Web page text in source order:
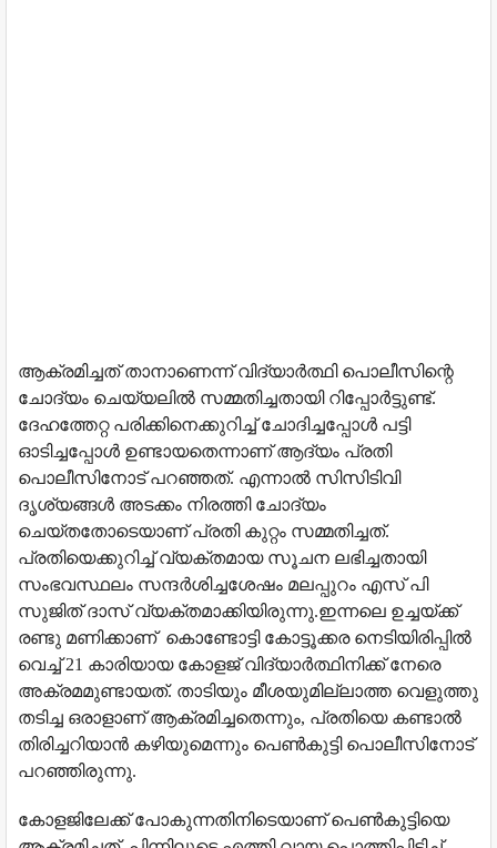
ആക്രമിച്ചത് താനാണെന്ന് വിദ്യാര്‍ത്ഥി പൊലീസിന്റെ
ചോദ്യം ചെയ്യലില്‍ സമ്മതിച്ചതായി റിപ്പോര്‍ട്ടുണ്ട്.
ദേഹത്തേറ്റ പരിക്കിനെക്കുറിച്ച് ചോദിച്ചപ്പോള്‍ പട്ടി
ഓടിച്ചപ്പോള്‍ ഉണ്ടായതെന്നാണ് ആദ്യം പ്രതി
പൊലീസിനോട് പറഞ്ഞത്. എന്നാല്‍ സിസിടിവി
ദൃശ്യങ്ങള്‍ അടക്കം നിരത്തി ചോദ്യം
ചെയ്തതോടെയാണ് പ്രതി കുറ്റം സമ്മതിച്ചത്.
പ്രതിയെക്കുറിച്ച് വ്യക്തമായ സൂചന ലഭിച്ചതായി
സംഭവസ്ഥലം സന്ദര്‍ശിച്ചശേഷം മലപ്പുറം എസ് പി
സുജിത് ദാസ് വ്യക്തമാക്കിയിരുന്നു.ഇന്നലെ ഉച്ചയ്ക്ക്
രണ്ടു മണിക്കാണ് കൊണ്ടോട്ടി കോട്ടൂക്കര നെടിയിരിപ്പില്‍
വെച്ച് 21 കാരിയായ കോളജ് വിദ്യാര്‍ത്ഥിനിക്ക് നേരെ
അക്രമമുണ്ടായത്. താടിയും മീശയുമില്ലാത്ത വെളുത്തു
തടിച്ച ഒരാളാണ് ആക്രമിച്ചതെന്നും, പ്രതിയെ കണ്ടാല്‍
തിരിച്ചറിയാന്‍ കഴിയുമെന്നും പെണ്‍കുട്ടി പൊലീസിനോട്
പറഞ്ഞിരുന്നു.
കോളജിലേക്ക് പോകുന്നതിനിടെയാണ് പെണ്‍കുട്ടിയെ